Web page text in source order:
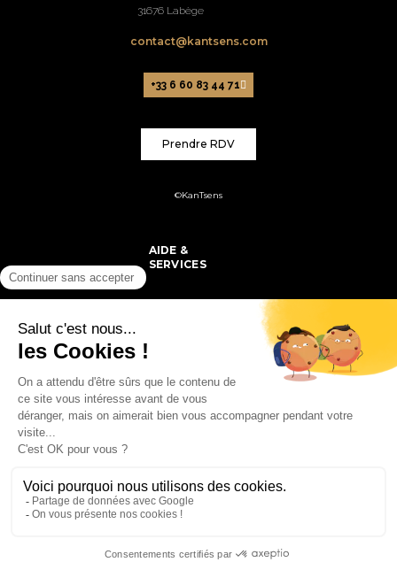
31676 Labège
contact@kantsens.com
+33 6 60 83 44 71
Prendre RDV
©KanTsens
AIDE &
SERVICES
COMMANDE &
LIVRAISON
Mentions légales-CGV- Design :Adapt-t& E-shop - Développement :